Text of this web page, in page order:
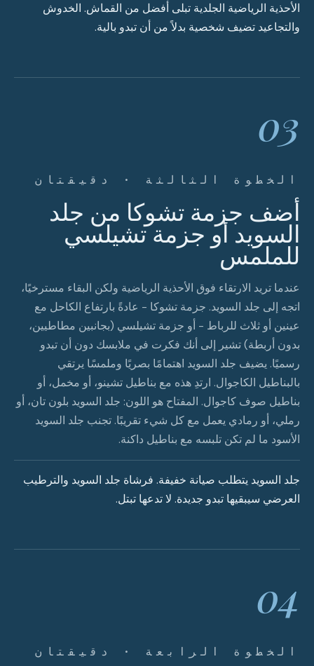
الأحذية الرياضية الجلدية تبلى أفضل من القماش. الخدوش
والتجاعيد تضيف شخصية بدلاً من أن تبدو بالية.
03
الخطوة الثالثة · دقيقتان
أضف جزمة تشوكا من جلد
السويد أو جزمة تشيلسي
للملمس
عندما تريد الارتقاء فوق الأحذية الرياضية ولكن البقاء مسترخيًا،
اتجه إلى جلد السويد. جزمة تشوكا - عادةً بارتفاع الكاحل مع
عينين أو ثلاث للرباط - أو جزمة تشيلسي (بجانبين مطاطيين،
بدون أربطة) تشير إلى أنك فكرت في ملابسك دون أن تبدو
رسميًا. يضيف جلد السويد اهتمامًا بصريًا وملمسًا يرتقي
بالبناطيل الكاجوال. ارتدِ هذه مع بناطيل تشينو، أو مخمل، أو
بناطيل صوف كاجوال. المفتاح هو اللون: جلد السويد بلون تان، أو
رملي، أو رمادي يعمل مع كل شيء تقريبًا. تجنب جلد السويد
الأسود ما لم تكن تلبسه مع بناطيل داكنة.
جلد السويد يتطلب صيانة خفيفة. فرشاة جلد السويد والترطيب
العرضي سيبقيها تبدو جديدة. لا تدعها تبتل.
04
الخطوة الرابعة · دقيقتان